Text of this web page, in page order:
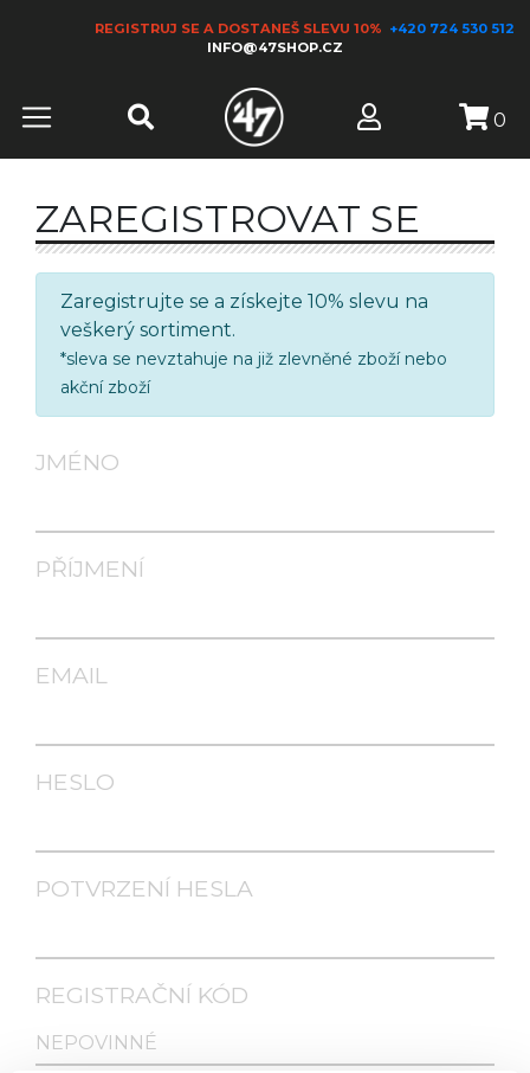
REGISTRUJ SE A DOSTANEŠ SLEVU 10% +420 724 530 512
INFO@47SHOP.CZ
0
ZAREGISTROVAT SE
Zaregistrujte se a získejte 10% slevu na
veškerý sortiment.
*sleva se nevztahuje na již zlevněné zboží nebo
akční zboží
JMÉNO
PŘÍJMENÍ
EMAIL
HESLO
POTVRZENÍ HESLA
REGISTRAČNÍ KÓD